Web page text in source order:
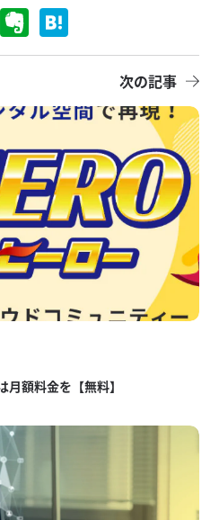
PocketEvernote
次の記事
額料金を【無料】